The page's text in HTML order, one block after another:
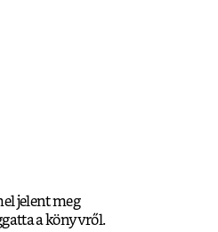
jelent meg
a könyvről.